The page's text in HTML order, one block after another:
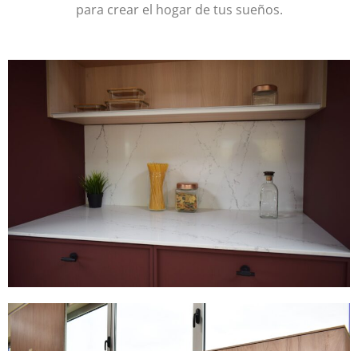
para crear el hogar de tus sueños.